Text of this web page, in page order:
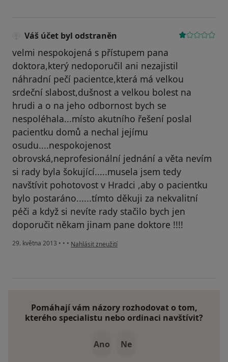
Váš účet byl odstraněn
velmi nespokojená s přístupem pana
doktora,který nedoporučil ani nezajistil
náhradní pečí pacientce,která má velkou
srdeční slabost,dušnost a velkou bolest na
hrudi a o na jeho odbornost bych se
nespoléhala...místo akutního řešení poslal
pacientku domů a nechal jejímu
osudu....nespokojenost
obrovská,neprofesionální jednání a věta nevím
si rady byla šokující.....musela jsem tedy
navštívit pohotovost v Hradci ,aby o pacientku
bylo postaráno......tímto děkuji za nekvalitní
péči a když si nevíte rady stačilo bych jen
doporučit někam jinam pane doktore !!!!
29. května 2013 • • • podle názoru uživatele Váš účet byl odstraněn
Nahlásit zneužití
Pomáhají vám názory rozhodovat o tom,
kterého specialistu nebo ordinaci navštívit?
Ano Ne